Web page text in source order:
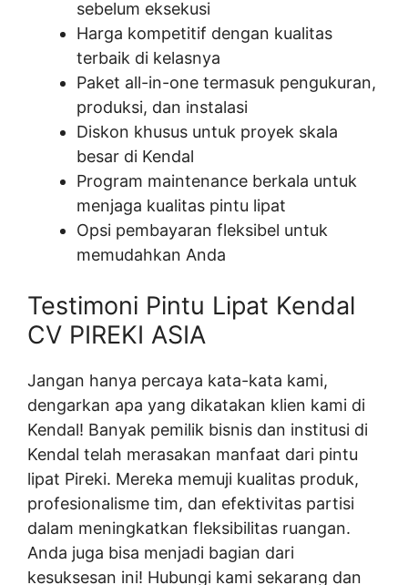
sebelum eksekusi
Harga kompetitif dengan kualitas
terbaik di kelasnya
Paket all-in-one termasuk pengukuran,
produksi, dan instalasi
Diskon khusus untuk proyek skala
besar di Kendal
Program maintenance berkala untuk
menjaga kualitas pintu lipat
Opsi pembayaran fleksibel untuk
memudahkan Anda
Testimoni Pintu Lipat Kendal
CV PIREKI ASIA
Jangan hanya percaya kata-kata kami,
dengarkan apa yang dikatakan klien kami di
Kendal! Banyak pemilik bisnis dan institusi di
Kendal telah merasakan manfaat dari pintu
lipat Pireki. Mereka memuji kualitas produk,
profesionalisme tim, dan efektivitas partisi
dalam meningkatkan fleksibilitas ruangan.
Anda juga bisa menjadi bagian dari
kesuksesan ini! Hubungi kami sekarang dan